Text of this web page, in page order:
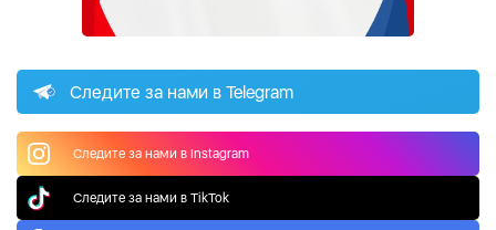
Следите за нами в Telegram
Следите за нами в Instagram
Следите за нами в TikTok